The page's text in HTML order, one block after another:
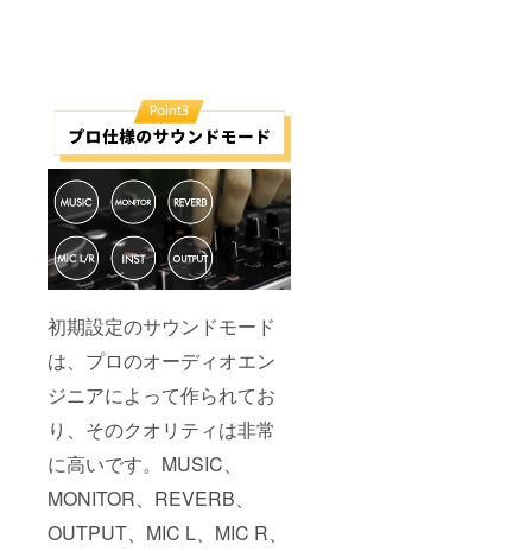
初期設定のサウンドモード
は、プロのオーディオエン
ジニアによって作られてお
り、そのクオリティは非常
に高いです。MUSIC、
MONITOR、REVERB、
OUTPUT、MIC L、MIC R、